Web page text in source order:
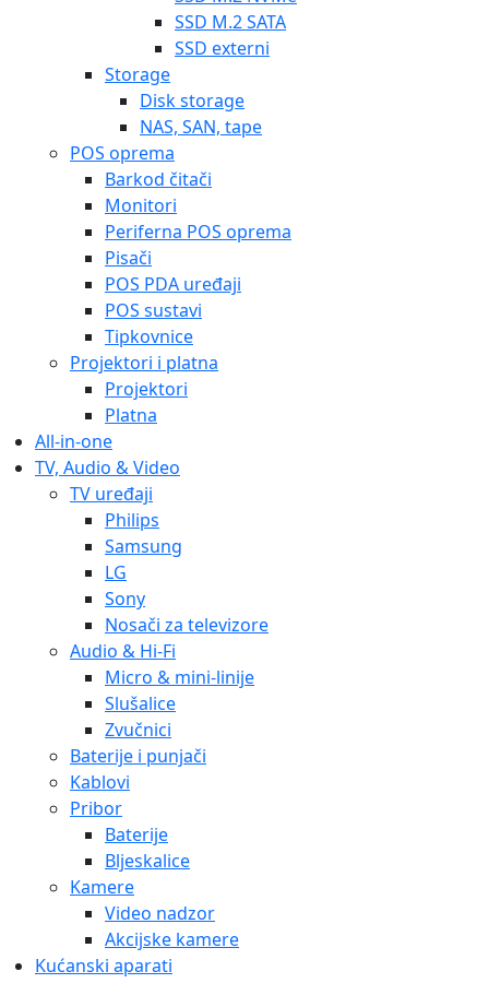
SSD M.2 SATA
SSD externi
Storage
Disk storage
NAS, SAN, tape
POS oprema
Barkod čitači
Monitori
Periferna POS oprema
Pisači
POS PDA uređaji
POS sustavi
Tipkovnice
Projektori i platna
Projektori
Platna
All-in-one
TV, Audio & Video
TV uređaji
Philips
Samsung
LG
Sony
Nosači za televizore
Audio & Hi-Fi
Micro & mini-linije
Slušalice
Zvučnici
Baterije i punjači
Kablovi
Pribor
Baterije
Bljeskalice
Kamere
Video nadzor
Akcijske kamere
Kućanski aparati